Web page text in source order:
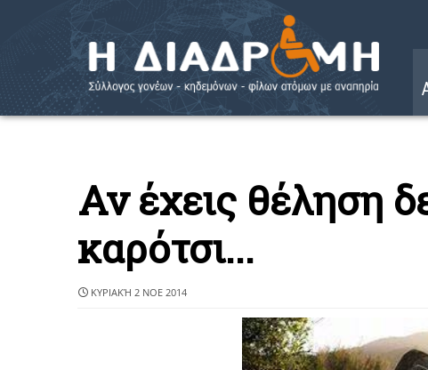
Αν έχεις θέληση
καρότσι...
ΚΥΡΙΑΚΉ 2 ΝΟΕ 2014